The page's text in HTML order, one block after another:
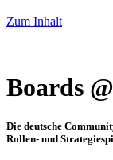
Zum Inhalt
Boards
Die deutsche
Rollen- und